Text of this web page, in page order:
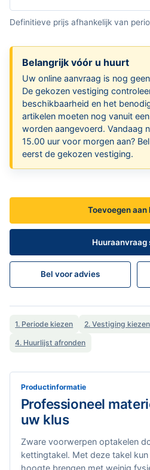
Definitieve prijs afhankelijk van
Belangrijk vóór u huurt
Uw online aanvraag is nog
De gekozen vestiging
beschikbaarheid en het
artikelen moeten nog vanuit
worden aangevoerd. Vandaag
15.00 uur voor morgen aan?
eerst de gekozen vestiging.
Toevoegen
Huuraanvraag
Bel voor advies
1. Periode kiezen 2. Vestiging kiezen
4. Huurlijst afronden
Productinformatie
Professioneel
uw klus
Zware voorwerpen optakelen
kettingtakel. Met deze takel